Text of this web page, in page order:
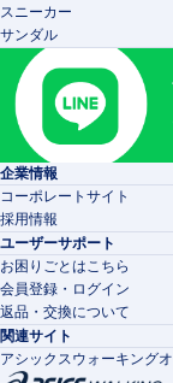
スニーカー
サンダル
企業情報
コーポレートサイト
採用情報
ユーザーサポート
お困りごとはこちら
会員登録・ログイン
返品・交換について
関連サイト
アシックスウォーキング